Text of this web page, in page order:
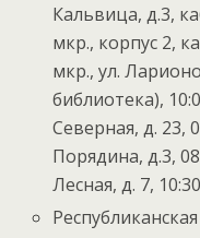
Кальвица, д.3,
мкр., корпус 2,
мкр., ул.
библиотека),
Северная, д. 23,
Порядина, д.3,
Лесная, д. 7,